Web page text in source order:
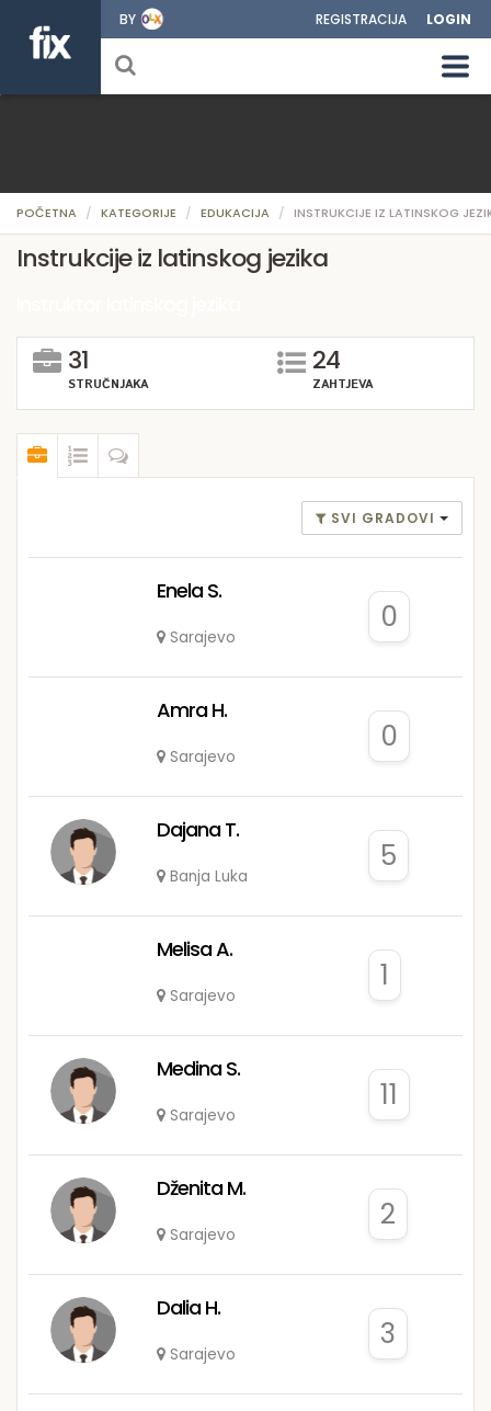
BY REGISTRACIJA LOGIN
POČETNA KATEGORIJE EDUKACIJA INSTRUKCIJE IZ LATINSKOG
Instrukcije iz latinskog jezika
31
STRUČNJAKA
24
ZAHTJEVA
SVI GRADOVI
Enela S.
Sarajevo
0
Amra H.
Sarajevo
0
Dajana T.
Banja Luka
5
Melisa A.
Sarajevo
1
Medina S.
Sarajevo
11
Dženita M.
Sarajevo
2
Dalia H.
Sarajevo
3